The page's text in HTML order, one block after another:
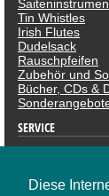
Diese
Tin Whistles
Irish Flutes
Dudelsack
Rauschpfeifen
Zubehör und
Bücher, CDs &
SERVICE
Widerruf